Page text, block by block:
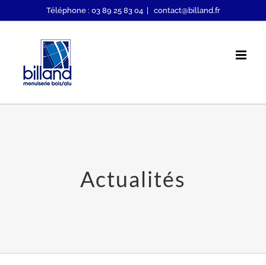
Téléphone : 03 89 25 83 04 contact@billand.fr
Actualités